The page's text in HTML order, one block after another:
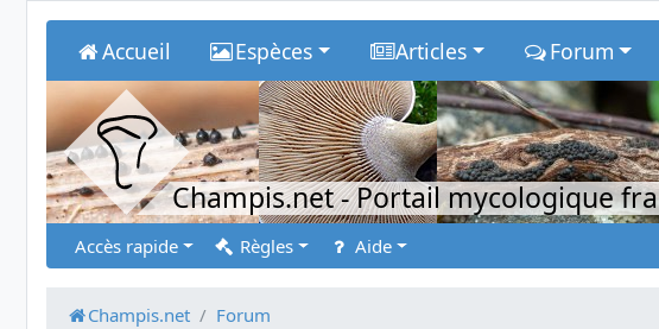
Accueil Espèces Articles Forum
Champis.net- Portail mycologique
Accès rapide Règles Aide
Champis.net Forum